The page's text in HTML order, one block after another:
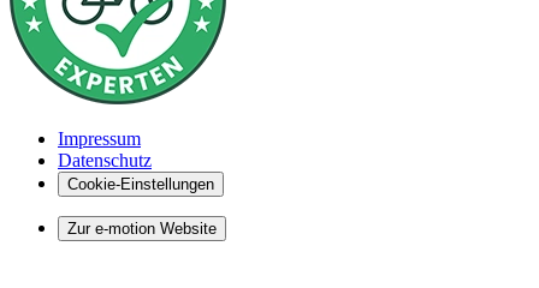
Impressum
Datenschutz
Cookie-Einstellungen
Zur e-motion Website